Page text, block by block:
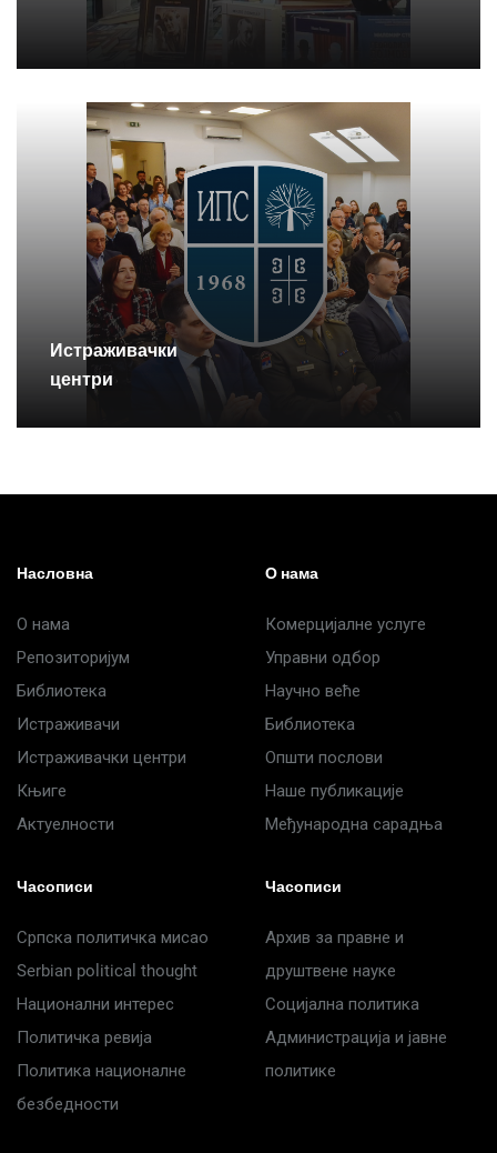
Истраживачки
центри
Насловна
О нама
Репозиторијум
Библиотека
Истраживачи
Истраживачки центри
Књиге
Актуелности
О нама
Комерцијалне услуге
Управни одбор
Научно веће
Библиотека
Општи послови
Наше публикације
Међународна сарадња
Часописи
Српска политичка мисао
Serbian political thought
Национални интерес
Политичка ревија
Политика националне
безбедности
Часописи
Архив за правне и
друштвене науке
Социјална политика
Администрација и јавне
политике